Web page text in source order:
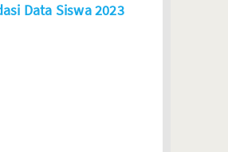
Data Siswa 2023